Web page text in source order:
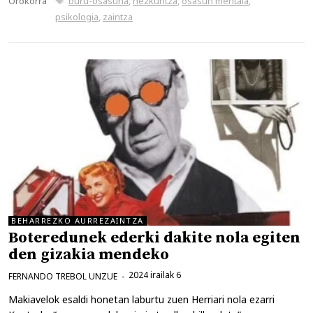
psikologia, zaintza
BEHARREZKO AURREZAINTZA
Boteredunek ederki dakite nola egiten
den gizakia mendeko
2024 irailak 6
FERNANDO TREBOL UNZUE
Makiavelok esaldi honetan laburtu zuen Herriari nola ezarri